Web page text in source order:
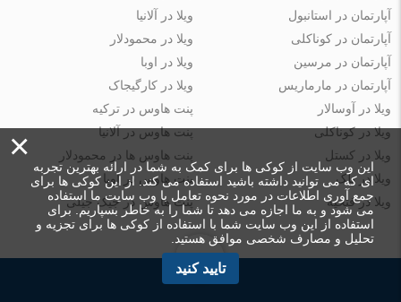
آپارتمان در استانبول
آپارتمان در کوناکلی
آپارتمان در مرسین
آپارتمان در مارماریس
ویلا در آلانیا
ویلا در محمودلار
ویلا در اوبا
ویلا در کارگیجاک
ویلا در آوسالار
ویلا در کوناکلی
ویلا در کستل
ویلا در بلک
ویلا در فتحیه
پنت هاوس در ترکیه
پنت هاوس در آلانیا
پنت هاوس ها در محمودلار
پنت هاوس در اوبا
پنت هاوس در جیک جیلی
×
این وب سایت از کوکی ها برای کمک به شما در ارائه بهترین تجربه
ای که می توانید داشته باشید استفاده می کند. از این کوکی ها برای
جمع آوری اطلاعات در مورد نحوه تعامل با وب سایت ما استفاده
می شود و به ما اجازه می دهد تا شما را به خاطر بسپاریم. برای
استفاده از این وب سایت شما با استفاده از کوکی ها برای تجزیه و
تحلیل و مصارف شخصی موافق هستید.
تایید کنید